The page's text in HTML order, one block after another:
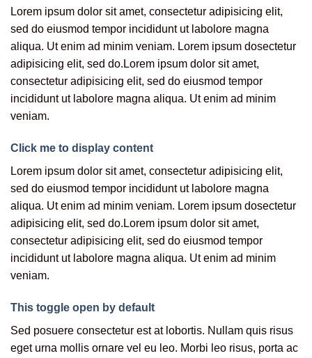
Lorem ipsum dolor sit amet, consectetur adipisicing elit,
sed do eiusmod tempor incididunt ut labolore magna
aliqua. Ut enim ad minim veniam. Lorem ipsum dosectetur
adipisicing elit, sed do.Lorem ipsum dolor sit amet,
consectetur adipisicing elit, sed do eiusmod tempor
incididunt ut labolore magna aliqua. Ut enim ad minim
veniam.
Click me to display content
Lorem ipsum dolor sit amet, consectetur adipisicing elit,
sed do eiusmod tempor incididunt ut labolore magna
aliqua. Ut enim ad minim veniam. Lorem ipsum dosectetur
adipisicing elit, sed do.Lorem ipsum dolor sit amet,
consectetur adipisicing elit, sed do eiusmod tempor
incididunt ut labolore magna aliqua. Ut enim ad minim
veniam.
This toggle open by default
Sed posuere consectetur est at lobortis. Nullam quis risus
eget urna mollis ornare vel eu leo. Morbi leo risus, porta ac